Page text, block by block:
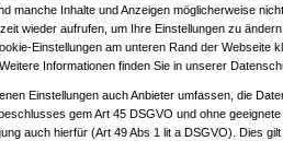
manche Inhalte und Anzeigen möglicherweise
wieder aufrufen, um Ihre Einstellungen zu
Einstellungen am unteren Rand der Webseite
Informationen finden Sie in unserer
Einstellungen auch Anbieter umfassen, die
gem Art 45 DSGVO und ohne
auch hierfür (Art 49 Abs 1 lit a DSGVO). Dies